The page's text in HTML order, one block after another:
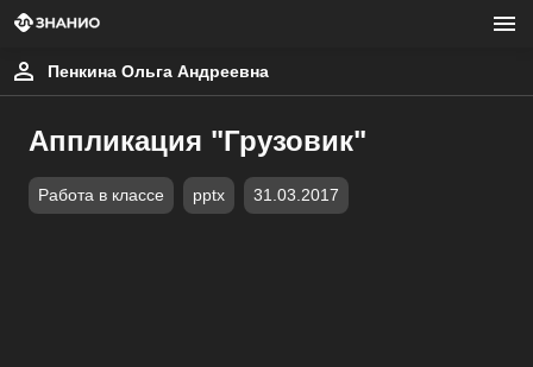
Пенкина Ольга Андреевна
Аппликация "Грузовик"
Работа в классе pptx 31.03.2017